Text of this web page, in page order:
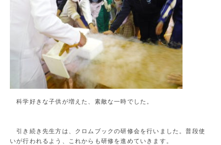
科学好きな子供が増えた、素敵な一時でした。
引き続き先生方は、クロムブックの研修会を行いました。普段使
いが行われるよう、これからも研修を進めていきます。